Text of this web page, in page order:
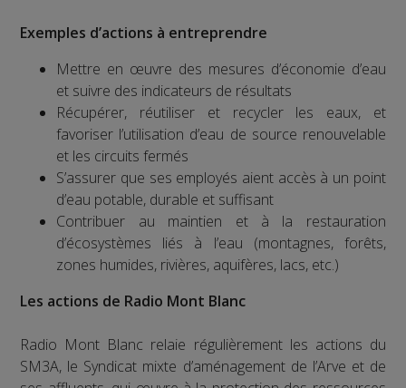
Exemples d’actions à entreprendre
Mettre en œuvre des mesures d’économie d’eau
et suivre des indicateurs de résultats
Récupérer, réutiliser et recycler les eaux, et
favoriser l’utilisation d’eau de source renouvelable
et les circuits fermés
S’assurer que ses employés aient accès à un point
d’eau potable, durable et suffisant
Contribuer au maintien et à la restauration
d’écosystèmes liés à l’eau (montagnes, forêts,
zones humides, rivières, aquifères, lacs, etc.)
Les actions de Radio Mont Blanc
Radio Mont Blanc relaie régulièrement les actions du
SM3A, le Syndicat mixte d’aménagement de l’Arve et de